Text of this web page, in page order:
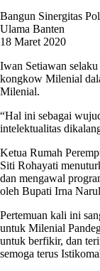
Bangun Sinergitas
Ulama Banten
18 Maret 2020
Iwan Setiawan
kongkow Milenial
Milenial.
“Hal ini sebagai
intelektualitas
Ketua Rumah
Siti Rohayati
dan mengawal
oleh Bupati Irna
Pertemuan kali ini
untuk Milenial
untuk berfikir, dan
semoga terus